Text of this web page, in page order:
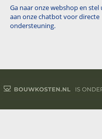
Ga naar onze webshop en stel
aan onze chatbot voor directe
ondersteuning.